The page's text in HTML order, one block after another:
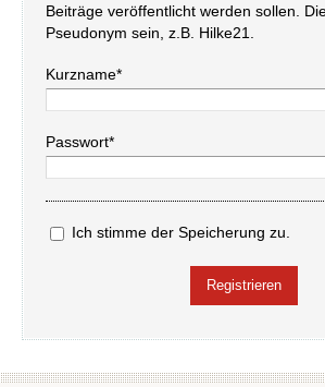
Beiträge veröffentlicht werden sollen.
Pseudonym sein, z.B. Hilke21.
Kurzname*
Passwort*
Ich stimme der Speicherung zu.